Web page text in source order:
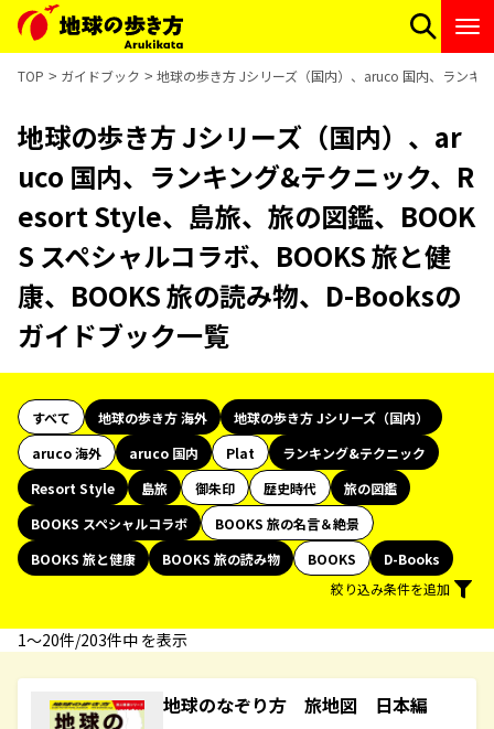
TOP ガイドブック 地球の歩き方 Jシリーズ（国内）、aruco 国内、ランキ
地球の歩き方 Jシリーズ（国内）、ar
uco 国内、ランキング&テクニック、R
esort Style、島旅、旅の図鑑、BOOK
S スペシャルコラボ、BOOKS 旅と健
康、BOOKS 旅の読み物、D-Booksの
ガイドブック一覧
すべて 地球の歩き方 海外
地球の歩き方 Jシリーズ（国内）
aruco 海外
aruco 国内 Plat
ランキング&テクニック
Resort Style
島旅 御朱印 歴史時代
旅の図鑑
BOOKS スペシャルコラボ
BOOKS 旅の名言＆絶景
BOOKS 旅と健康
BOOKS 旅の読み物 BOOKS
D-Books
絞り込み条件を追加
1〜20件/203件中 を表示
地球のなぞり方 旅地図 日本編